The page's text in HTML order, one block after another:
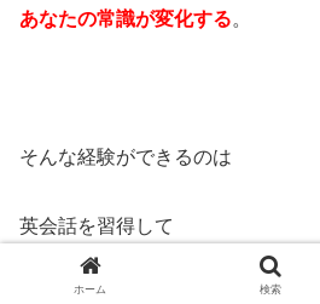
あなたの常識が変化する。
そんな経験ができるのは
英会話を習得して
世界に羽ばたいた人 だけなんです。
ホーム 検索